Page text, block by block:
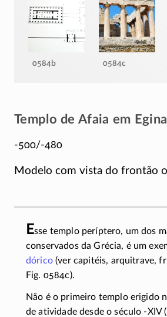
0584b 0584c
Templo de Afaia em Egina
-500/-480
Modelo com vista do frontão
Esse templo períptero, um dos
conservados da Grécia, é um
dórico(ver capitéis, arquitrave,
Fig. 0584c).
Não é o primeiro templo erigido
de atividade desde o século -XIV(